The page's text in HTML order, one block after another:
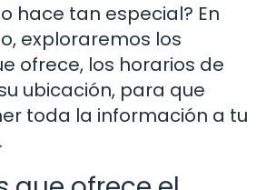
hace tan especial? En
exploraremos los
ofrece, los horarios de
ubicación, para que
toda la información a tu